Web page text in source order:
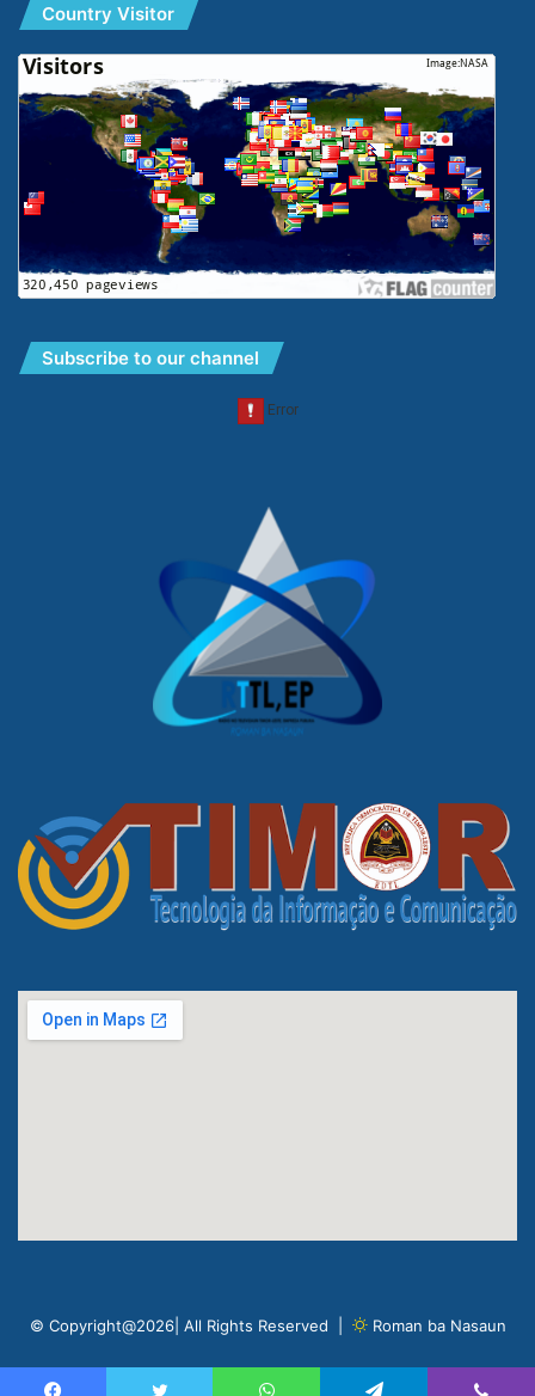
Country Visitor
Subscribe to our channel
© Copyright@2026| All Rights Reserved | Roman ba Nasaun